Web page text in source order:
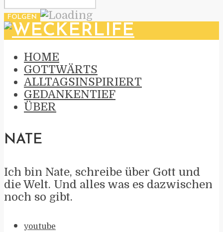
HOME
GOTTWÄRTS
ALLTAGSINSPIRIERT
GEDANKENTIEF
ÜBER
NATE
Ich bin Nate, schreibe über Gott und
die Welt. Und alles was es dazwischen
noch so gibt.
youtube